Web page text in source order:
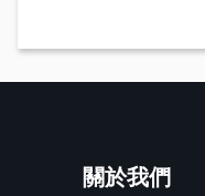
關於我們